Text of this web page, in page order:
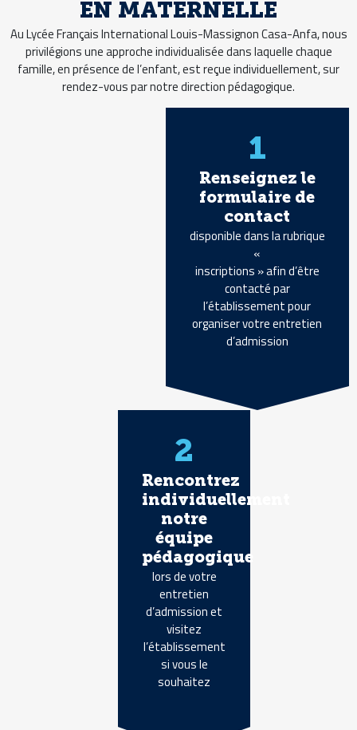
EN MATERNELLE
Au Lycée Français International Louis-Massignon Casa-Anfa, nous
privilégions une approche individualisée dans laquelle chaque
famille, en présence de l’enfant, est reçue individuellement, sur
rendez-vous par notre direction pédagogique.
1
Renseignez le
formulaire de
contact
disponible dans la rubrique
«
inscriptions » afin d’être
contacté par
l’établissement pour
organiser votre entretien
d’admission
2
Rencontrez
individuellement
notre
équipe
pédagogique
lors de votre
entretien
d’admission et
visitez
l’établissement
si vous le
souhaitez